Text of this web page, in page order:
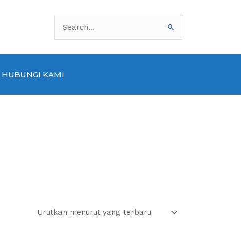
untuk:
HUBUNGI KAMI